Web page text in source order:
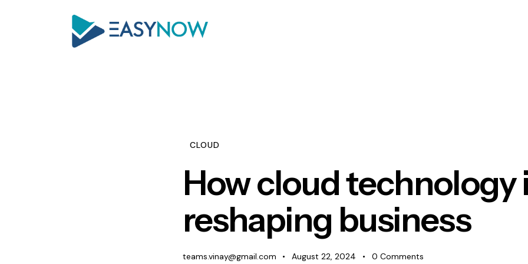
CLOUD
How cloud technology
reshaping business
teams.vinay@gmail.com August 22, 2024 0 Comments